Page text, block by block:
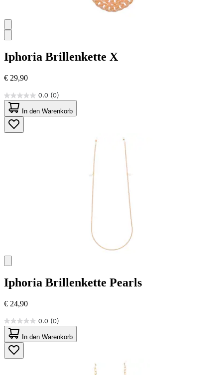
Iphoria Brillenkette X
€ 29,90
0.0 (0)
0.0
von
5
Sternen.
In den Warenkorb
Iphoria Brillenkette Pearls
€ 24,90
0.0 (0)
0.0
von
5
Sternen.
In den Warenkorb